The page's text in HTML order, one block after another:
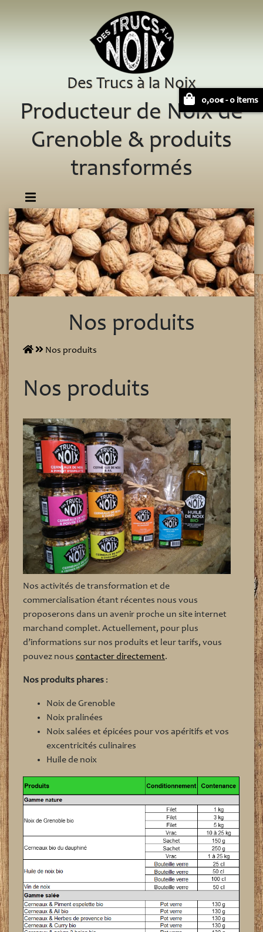
Des Trucs à la Noix
Producteur de Noix de
Grenoble & produits
transformés
Nos produits
Nos produits
Nos produits
Nos activités de transformation et de
commercialisation étant récentes nous vous
proposerons dans un avenir proche un site internet
marchand complet. Actuellement, pour plus
d’informations sur nos produits et leur tarifs, vous
pouvez nous contacter directement.
Nos produits phares :
Noix de Grenoble
Noix pralinées
Noix salées et épicées pour vos apéritifs et vos
excentricités culinaires
Huile de noix
0,00€- 0 items